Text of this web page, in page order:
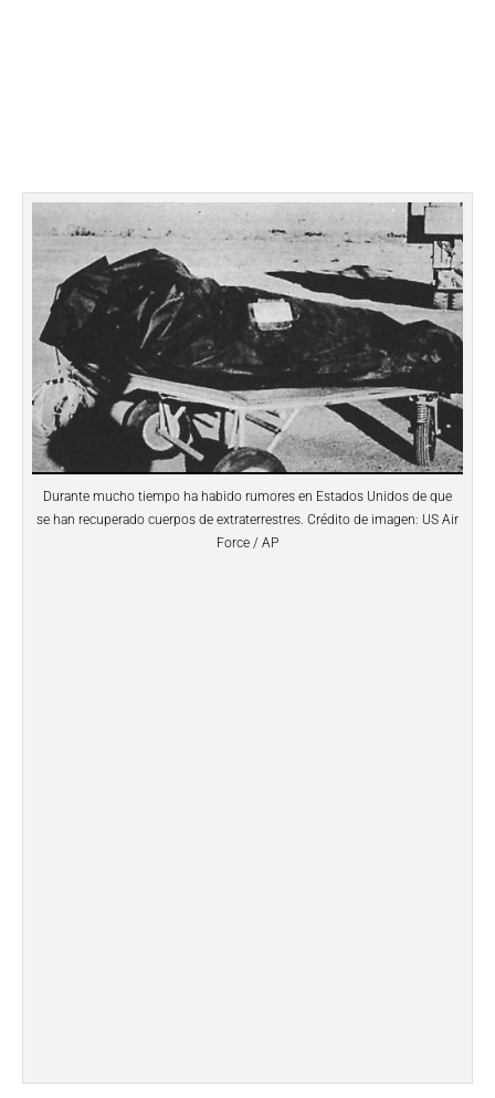
Durante mucho tiempo ha habido rumores en Estados Unidos de que
se han recuperado cuerpos de extraterrestres. Crédito de imagen: US Air
Force / AP